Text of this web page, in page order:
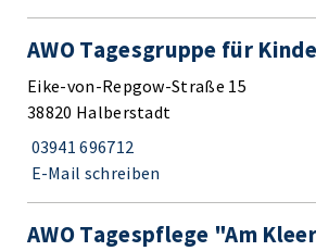
AWO Tagesgruppe für
Eike-von-Repgow-Straße 15
38820 Halberstadt
03941 696712
E-Mail schreiben
AWO Tagespflege "Am